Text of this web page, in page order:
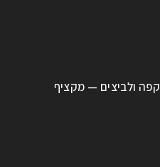
ולביצים — מקציף